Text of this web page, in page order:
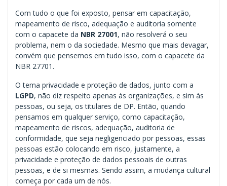
Com tudo o que foi exposto, pensar em capacitação,
mapeamento de risco, adequação e auditoria somente
com o capacete da NBR 27001, não resolverá o seu
problema, nem o da sociedade. Mesmo que mais devagar,
convém que pensemos em tudo isso, com o capacete da
NBR 27701.
O tema privacidade e proteção de dados, junto com a
LGPD, não diz respeito apenas às organizações, e sim às
pessoas, ou seja, os titulares de DP. Então, quando
pensamos em qualquer serviço, como capacitação,
mapeamento de riscos, adequação, auditoria de
conformidade, que seja negligenciado por pessoas, essas
pessoas estão colocando em risco, justamente, a
privacidade e proteção de dados pessoais de outras
pessoas, e de si mesmas. Sendo assim, a mudança cultural
começa por cada um de nós.